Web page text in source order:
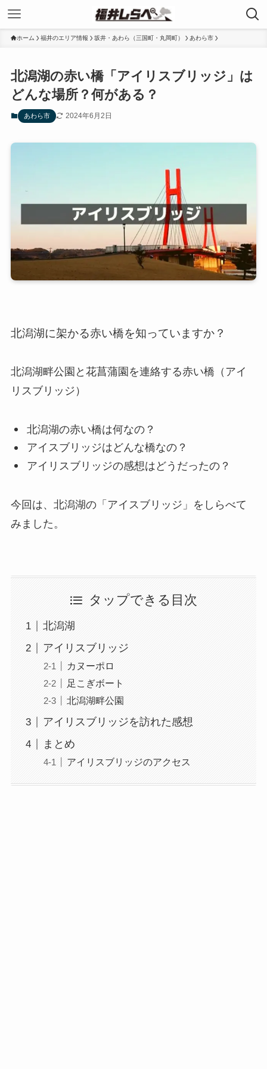
ホーム 福井のエリア情報 坂井・あわら（三国町・丸岡町） あわら市
北潟湖の赤い橋「アイリスブリッジ」は
どんな場所？何がある？
あわら市 2024年6月2日
北潟湖に架かる赤い橋を知っていますか？
北潟湖畔公園と花菖蒲園を連絡する赤い橋（アイ
リスブリッジ）
北潟湖の赤い橋は何なの？
アイスブリッジはどんな橋なの？
アイリスブリッジの感想はどうだったの？
今回は、北潟湖の「アイスブリッジ」をしらべて
みました。
タップできる目次
北潟湖
アイリスブリッジ
カヌーポロ
足こぎボート
北潟湖畔公園
アイリスブリッジを訪れた感想
まとめ
アイリスブリッジのアクセス